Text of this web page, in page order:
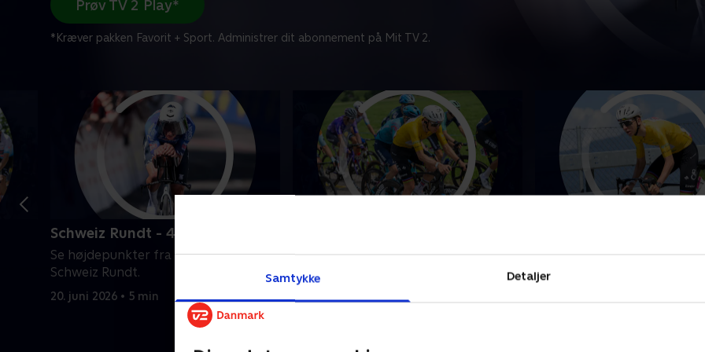
Samtykke Detaljer
Prøv TV 2 Play*
*Kræver pakken Favorit + Sport. Administrer dit abonnement på Mit TV 2.
Schweiz Rundt - 4. etape
Se højdepunkter fra 4. etape af
Schweiz Rundt.
20. juni 2026 • 5 min
Se højdepunkter fra 3. etape af
Schweiz Rundt.
19. juni 2026 • 6 min
Schweiz Rundt.